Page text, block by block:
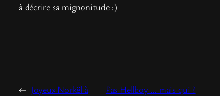
à décrire sa mignonitude :)
← Joyeux Norkël à
Pas Hellboy … mais qui ?